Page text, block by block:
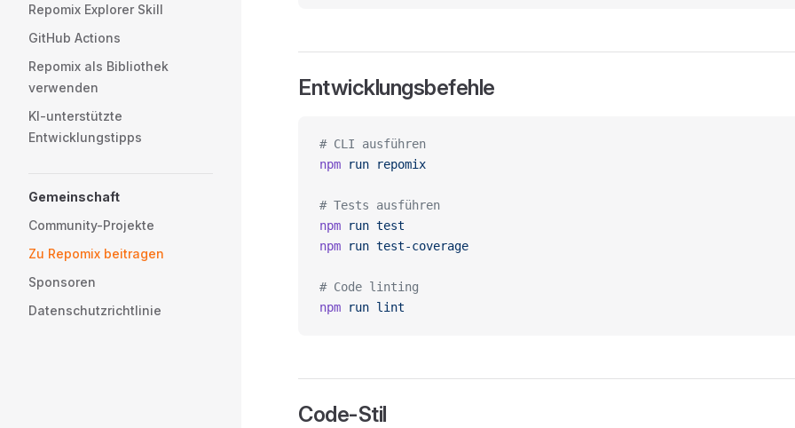
Repomix Explorer Skill
GitHub Actions
Repomix als Bibliothek
verwenden
KI-unterstützte
Entwicklungstipps
Gemeinschaft
Community-Projekte
Zu Repomix beitragen
Sponsoren
Datenschutzrichtlinie
Entwicklungsbefehle
# CLI ausführen
npm run repomix
# Tests ausführen
npm run test
npm run test-coverage
# Code linting
npm run lint
Code-Stil